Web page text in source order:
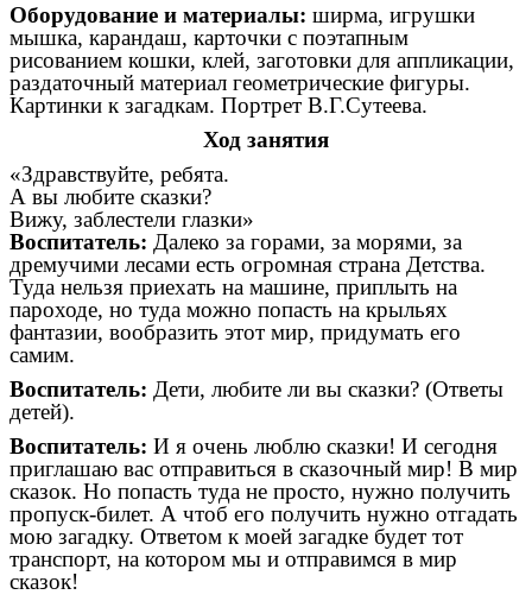
Оборудование и материалы: ширма, игрушки
мышка, карандаш, карточки с поэтапным
рисованием кошки, клей, заготовки для аппликации,
раздаточный материал геометрические фигуры.
Картинки к загадкам. Портрет В.Г.Сутеева.
Ход занятия
«Здравствуйте, ребята.
А вы любите сказки?
Вижу, заблестели глазки»
Воспитатель: Далеко за горами, за морями, за
дремучими лесами есть огромная страна Детства.
Туда нельзя приехать на машине, приплыть на
пароходе, но туда можно попасть на крыльях
фантазии, вообразить этот мир, придумать его
самим.
Воспитатель: Дети, любите ли вы сказки? (Ответы
детей).
Воспитатель: И я очень люблю сказки! И сегодня
приглашаю вас отправиться в сказочный мир! В мир
сказок. Но попасть туда не просто, нужно получить
пропуск-билет. А чтоб его получить нужно отгадать
мою загадку. Ответом к моей загадке будет тот
транспорт, на котором мы и отправимся в мир
сказок!